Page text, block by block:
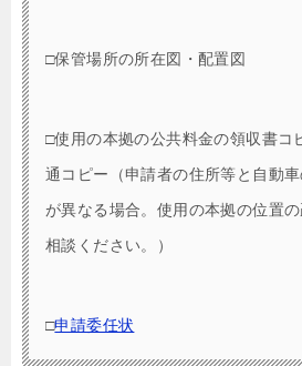
□保管場所の所在図・配置図
□使用の本拠の公共料金の領収書コ
通コピー（申請者の住所等と自動
が異なる場合。使用の本拠の位置
相談ください。）
□申請委任状